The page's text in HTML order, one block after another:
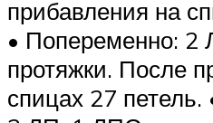
прибавления на
• Попеременно:
протяжки. После
спицах 27